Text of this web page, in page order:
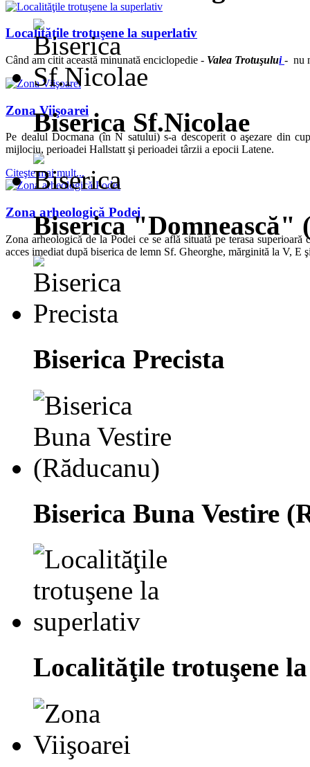
Localităţile trotuşene la superlativ
Când am citit această minunată enciclopedie - Valea Trotuşului - nu
Zona Viişoarei
Pe dealul Docmana (în N satului) s-a descoperit o aşezare din
mijlociu, perioadei Hallstatt şi perioadei târzii a epocii Latene.
Citeşte mai mult...
Zona arheologică Podei
Zona arheologică de la Podei ce se află situată pe terasa
acces imediat după biserica de lemn Sf. Gheorghe, mărginită la V,
Biserica Sf.Nicolae
Biserica "Domnească"
Biserica Precista
Biserica Buna Vestire
Localităţile trotuşene